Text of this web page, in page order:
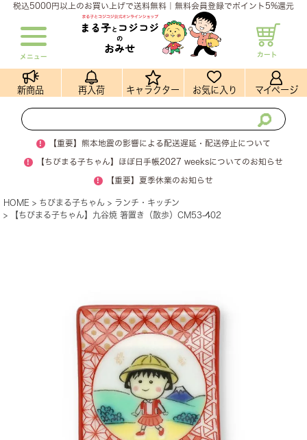
税込5000円以上のお買い上げで送料無料｜無料会員登録でポイント5%還元
メニュー カート
新商品 再入荷 キャラクター お気に入り マイページ
! 【重要】熊本地震の影響による配送遅延・配送停止について
! 【ちびまる子ちゃん】ほぼ日手帳2027 weeksについてのお知らせ
! 【重要】夏季休業のお知らせ
HOME ちびまる子ちゃん
ランチ・キッチン
【ちびまる子ちゃん】九谷焼 箸置き（散歩）CM53-402